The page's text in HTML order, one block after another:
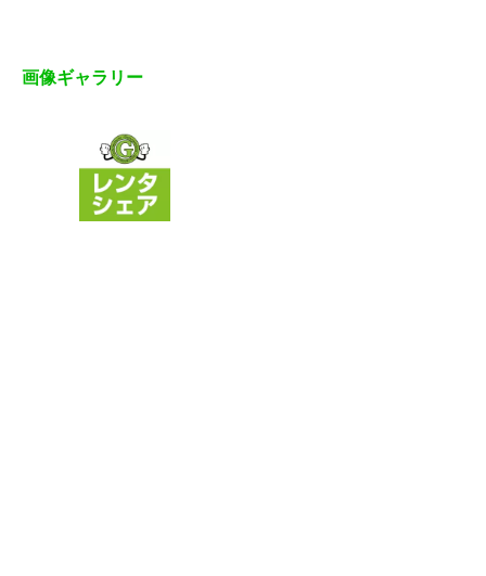
画像ギャラリー